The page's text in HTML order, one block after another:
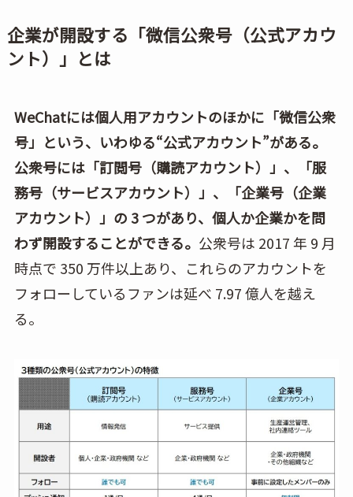
企業が開設する「微信公衆号（公式アカウ
ント）」とは
WeChatには個人用アカウントのほかに「微信公衆
号」という、いわゆる“公式アカウント”がある。
公衆号には「訂閲号（購読アカウント）」、「服
務号（サービスアカウント）」、「企業号（企業
アカウント）」の 3 つがあり、個人か企業かを問
わず開設することができる。 公衆号は 2017 年 9 月
時点で 350 万件以上あり、これらのアカウントを
フォローしているファンは延べ 7.97 億人を越え
る。